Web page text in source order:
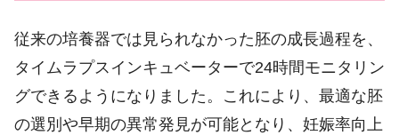
従来の培養器では見られなかった胚の成長過程を、
タイムラプスインキュベーターで24時間モニタリン
グできるようになりました。これにより、最適な胚
の選別や早期の異常発見が可能となり、妊娠率向上